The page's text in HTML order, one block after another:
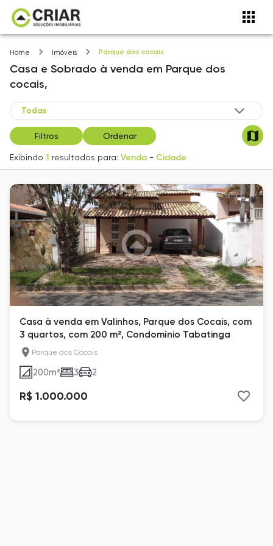
Home Imóveis Parque dos cocais
Casa e Sobrado à venda em Parque dos
cocais,
Filtros Ordenar
Exibindo 1 resultados para: Venda - Cidade
Casa à venda em Valinhos, Parque dos Cocais, com
3 quartos, com 200 m², Condomínio Tabatinga
Parque dos Cocais
200m² 3 2
R$ 1.000.000